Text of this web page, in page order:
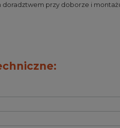
doradztwem przy doborze i